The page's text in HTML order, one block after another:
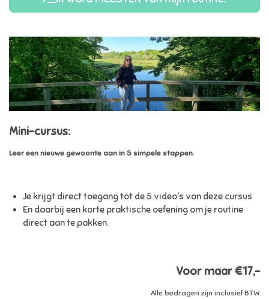
Mini-cursus:
Leer een nieuwe gewoonte aan in 5 simpele stappen.
Je krijgt direct toegang tot de 5 video's van deze cursus
En daarbij een korte praktische oefening om je routine
direct aan te pakken.
Voor maar €17,-
Alle bedragen zijn inclusief BTW